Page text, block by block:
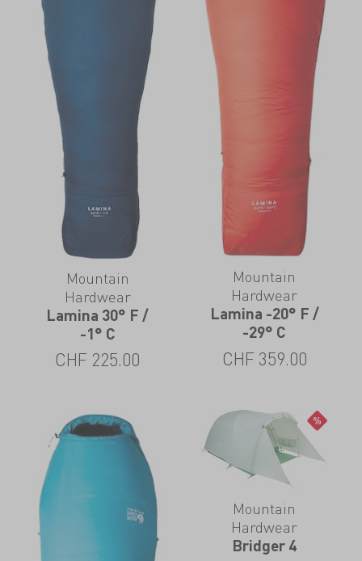
Mountain
Hardwear
Lamina 30° F /
-1° C
CHF 225.00
Mountain
Hardwear
Lamina -20° F /
-29° C
CHF 359.00
Mountain
Hardwear
Bridger 4